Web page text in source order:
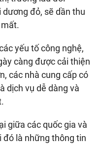
dương đỏ, sẽ dần thu
yếu tố công nghệ,
càng được cải thiện
các nhà cung cấp có
dịch vụ dễ dàng và
giữa các quốc gia và
đó là những thông tin